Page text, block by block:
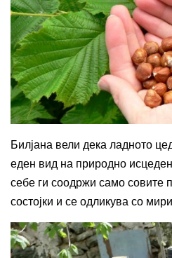
Билјана вели дека ладното
еден вид на природно
себе ги соодржи само совите
состојки и се одликува со